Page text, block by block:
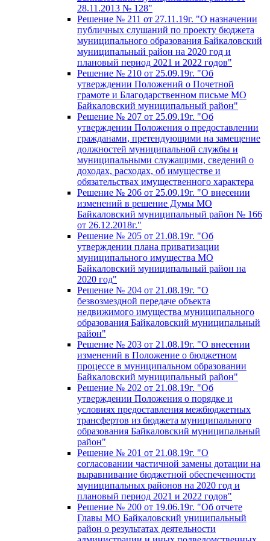
28.11.2013 № 128"
Решение № 211 от 27.11.19г. "О назначении
публичных слушаний по проекту бюджета
муниципального образования Байкаловский
муниципальный район на 2020 год и
плановый период 2021 и 2022 годов"
Решение № 210 от 25.09.19г. "Об
утверждении Положений о Почетной
грамоте и Благодарственном письме МО
Байкаловский муниципальный район"
Решение № 207 от 25.09.19г. "Об
утверждении Положения о предоставлении
гражданами, претендующими на замещение
должностей муниципальной службы и
муниципальными служащими, сведений о
доходах, расходах, об имуществе и
обязательствах имущественного характера
Решение № 206 от 25.09.19г. "О внесении
изменений в решение Думы МО
Байкаловский муниципальный район № 166
от 26.12.2018г."
Решение № 205 от 21.08.19г. "Об
утверждении плана приватизации
муниципального имущества МО
Байкаловский муниципальный район на
2020 год"
Решение № 204 от 21.08.19г. "О
безвозмездной передаче объекта
недвижимого имущества муниципального
образования Байкаловский муниципальный
район"
Решение № 203 от 21.08.19г. "О внесении
изменений в Положение о бюджетном
процессе в муниципальном образовании
Байкаловский муниципальный район"
Решение № 202 от 21.08.19г. "Об
утверждении Положения о порядке и
условиях предоставления межбюджетных
трансфертов из бюджета муниципального
образования Байкаловский муниципальный
район"
Решение № 201 от 21.08.19г. "О
согласовании частичной замены дотации на
выравнивание бюджетной обеспеченности
муниципальных районов на 2020 год и
плановый период 2021 и 2022 годов"
Решение № 200 от 19.06.19г. "Об отчете
Главы МО Байкаловский униципальный
район о результатах деятельности